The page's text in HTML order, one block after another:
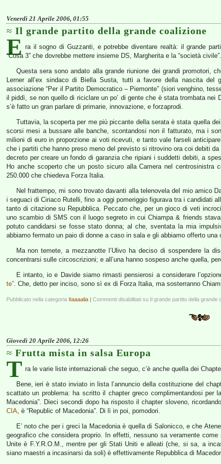
Venerdì 21 Aprile 2006, 01:55
Il grande partito della grande coalizione
E ra il sogno di Guzzanti, e potrebbe diventare realtà: il grande
“Cosa 3” che dovrebbe mettere insieme DS, Margherita e la “società civile”.
Questa sera sono andato alla grande riunione dei grandi promotori,
Lerner all’ex sindaco di Biella Susta, tutti a favore della nascita del
associazione “Per il Partito Democratico – Piemonte” (siori venghino,
il piddì, se non quello di riciclare un po’ di gente che è stata trombata
s’è fatto un gran parlare di primarie, innovazione, e forzaprodi.
Tuttavia, la scoperta per me più piccante della serata è stata quella
scorsi mesi a bussare alle banche, scontandosi non il fatturato, ma i
milioni di euro in proporzione ai voti ricevuti, e tanto vale farseli
che i partiti che hanno preso meno del previsto si ritrovino ora coi debiti
decreto per creare un fondo di garanzia che ripiani i suddetti debiti, a
Ho anche scoperto che un posto sicuro alla Camera nel centrosinistra
250.000 che chiedeva Forza Italia.
Nel frattempo, mi sono trovato davanti alla telenovela del mio amico
i seguaci di Ciriaco Rutelli, fino a oggi pomeriggio figurava tra i candidati
tanto di citazione su Repubblica. Peccato che, per un gioco di veti
uno scambio di SMS con il luogo segreto in cui Chiampa & friends
potuto candidarsi se fosse stato donna; al che, sventata la mia
abbiamo fermato un paio di donne a caso in sala e gli abbiamo offerto una
Ma non temete, a mezzanotte l’Ulivo ha deciso di sospendere la
concentrarsi sulle circoscrizioni; e all’una hanno sospeso anche quella,
E intanto, io e Davide siamo rimasti pensierosi a considerare
te”. Che, detto per inciso, sono sì ex di Forza Italia, ma sosterranno
Pubblicato nella categoria Itaaaalia | Commenti disabilitati su Il grande partito della grande
Giovedì 20 Aprile 2006, 12:26
Frutta mista in salsa Europa
T ra le varie liste internazionali che seguo, c’è anche quella dei
Bene, ieri è stato inviato in lista l’annuncio della costituzione del
scattato un problema: ha scritto il chapter greco complimentandosi per
Macedonia”. Dieci secondi dopo ha risposto il chapter sloveno,
CIA, è “Republic of Macedonia”. Di lì in poi, pomodori.
E’ noto che per i greci la Macedonia è quella di Salonicco, e che
geografico che considera proprio. In effetti, nessuno sa veramente
Unite è F.Y.R.O.M., mentre per gli Stati Uniti e alleati (che, si sa, a
siano maestri a incasinarsi da soli) è effettivamente Repubblica di